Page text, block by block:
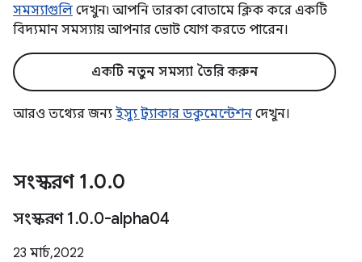
সমস্যাগুলি দেখুন৷ আপনি তারকা বোতামে ক্লিক করে একটি
বিদ্যমান সমস্যায় আপনার ভোট যোগ করতে পারেন।
একটি নতুন সমস্যা তৈরি করুন
আরও তথ্যের জন্য ইস্যু ট্র্যাকার ডকুমেন্টেশন দেখুন।
সংস্করণ 1.0.0
সংস্করণ 1.0.0-alpha04
23 মার্চ, 2022